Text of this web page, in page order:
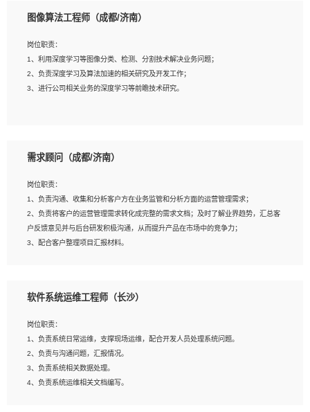
研发管理流程建设经验；
种常用框架和技术Springboot、Shiro、springcloud等；熟悉Linux常用命令和了解
常用脚本语言，较丰富的线上系统运维经验，复杂问题排查思路清晰。
相关的解决方案，包括视频分析、图像识别、NLP、OCR、机器学习等；
AI算法框架，对人脸识别、目标检测、图像识别、OCR、NLP等AI算法有深刻理
解。具有AI平台级产品/解决方案从业经验者优先。具有大数据技术背景者优先；
6、具备良好的客户意识与沟通能力，善于学习思考、创新与团队协作，认真负责、
执行力与抗压力强。
图像算法工程师（成都/济南）
岗位职责：
1、利用深度学习等图像分类、检测、分割技术解决业务问题；
2、负责深度学习及算法加速的相关研究及开发工作；
3、进行公司相关业务的深度学习等前瞻技术研究。
2、2年以上图像处理开发经验，熟悉python和spark开发；
建深度学习系统环境；
4、熟悉OPENCV、HALCON等常用图像处理软件，熟练进行图像处理；
5、熟悉主流的分类算法、聚类算法和关联分析算法原理，能熟练使用神经网络算法
的进行业务建模；
6、对OCR领域有深入的研究，熟悉模型调参，压缩和整型化方法；
需求顾问（成都/济南）
岗位职责：
1、负责沟通、收集和分析客户方在业务监管和分析方面的运营管理需求；
2、负责将客户的运营管理需求转化成完整的需求文档；及时了解业界趋势，汇总客
户反馈意见并与后台研发积极沟通，从而提升产品在市场中的竞争力；
3、配合客户整理项目汇报材料。
1、3年以上运营或解决方案的工作经验。
征，可独立提出完整的优化方案,并推动方案执行达成结果；熟练使用PPT、
WORD、EXCEL等办公软件；
3、深入理解公司各项AI产品和技术信息；具有较强的文档编写能力，能独立撰写
PPT、方案建议书等，面试时需携带个人制作的专业PPT文件进行展示。
软件系统运维工程师（长沙）
岗位职责：
1、负责系统日常运维，支撑现场运维，配合开发人员处理系统问题。
2、负责与沟通问题，汇报情况。
3、负责系统相关数据处理。
4、负责系统运维相关文档编写。